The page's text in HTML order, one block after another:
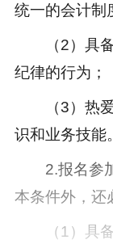
统一的会计制
（2）具
纪律的行为；
（3）热
识和业务技能。
2.报名参
本条件外，还
（1）具